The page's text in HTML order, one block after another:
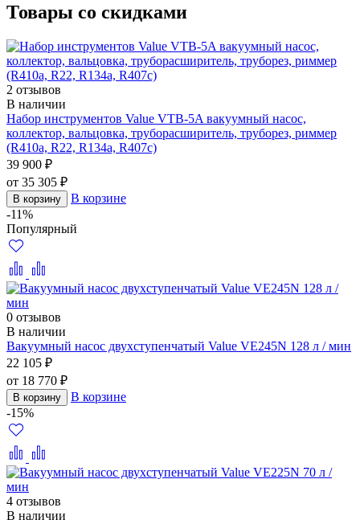
Товары со скидками
2 отзывов
В наличии
Набор инструментов Value VTB-5A вакуумный насос,
коллектор, вальцовка, труборасширитель, труборез, риммер
(R410a, R22, R134а, R407с)
39 900 ₽
от 35 305 ₽
В корзину
В корзине
-11%
Популярный
0 отзывов
В наличии
Вакуумный насос двухступенчатый Value VE245N 128 л / мин
22 105 ₽
от 18 770 ₽
В корзину
В корзине
-15%
4 отзывов
В наличии